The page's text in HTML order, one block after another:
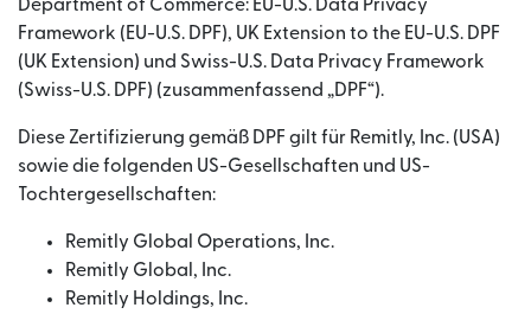
Department of Commerce: EU-U.S. Data Privacy
Framework (EU-U.S. DPF), UK Extension to the EU-U.S. DPF
(UK Extension) und Swiss-U.S. Data Privacy Framework
(Swiss-U.S. DPF) (zusammenfassend „DPF“).
Diese Zertifizierung gemäß DPF gilt für Remitly, Inc. (USA)
sowie die folgenden US-Gesellschaften und US-
Tochtergesellschaften:
Remitly Global Operations, Inc.
Remitly Global, Inc.
Remitly Holdings, Inc.